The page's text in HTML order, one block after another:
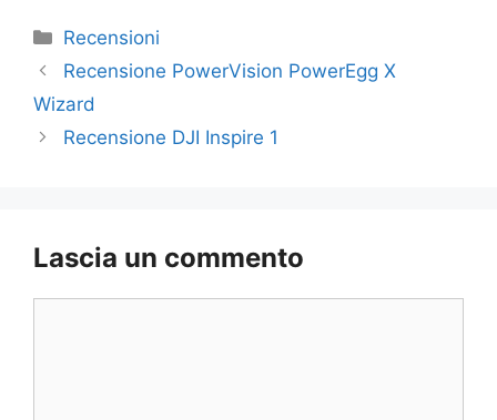
Categorie
Recensioni
Recensione PowerVision PowerEgg X
Wizard
Recensione DJI Inspire 1
Lascia un commento